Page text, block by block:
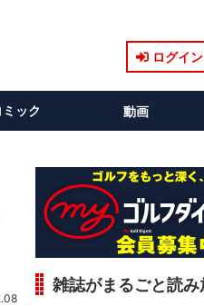
ログイン
ック 動画
雑誌がまるごと読み